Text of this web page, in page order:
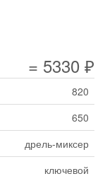
= 5330 ₽
820
650
дрель-миксер
ключевой